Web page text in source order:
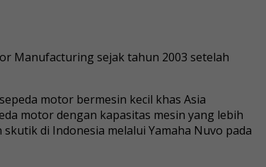
Manufacturing sejak tahun 2003 setelah
motor bermesin kecil khas Asia
motor dengan kapasitas mesin yang lebih
di Indonesia melalui Yamaha Nuvo pada